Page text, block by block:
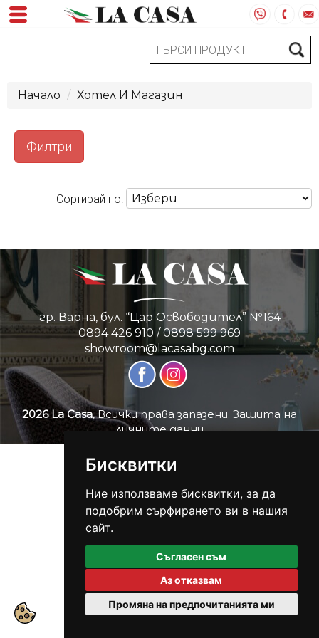
Бисквитки
Ние използваме бисквитки, за да
подобрим сърфирането ви в нашия
сайт.
Съгласен съм
Аз отказвам
Промяна на предпочитанията ми
Начало Хотел И Магазин
Филтри
Сортирай по:
гр. Варна, бул. “Цар Освободител” №164
0894 426 910 /0898 599 969
showroom@lacasabg.com
2026 La Casa, Всички права запазени. Защита на
личните данни